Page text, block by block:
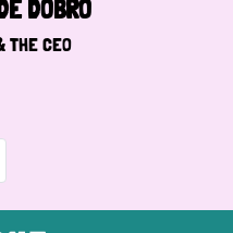
DOBRO
THE CEO